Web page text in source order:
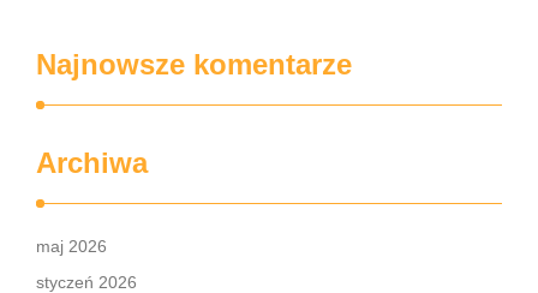
Najnowsze komentarze
Archiwa
maj 2026
styczeń 2026